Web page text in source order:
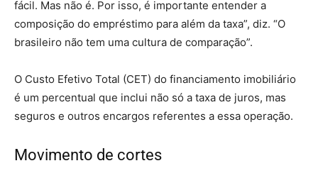
fácil. Mas não é. Por isso, é importante entender a
composição do empréstimo para além da taxa”, diz. “O
brasileiro não tem uma cultura de comparação”.
O Custo Efetivo Total (CET) do financiamento imobiliário
é um percentual que inclui não só a taxa de juros, mas
seguros e outros encargos referentes a essa operação.
Movimento de cortes